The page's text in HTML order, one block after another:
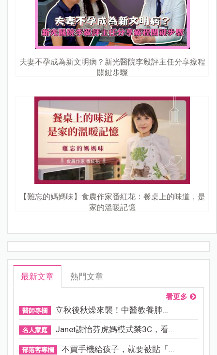
夫妻不孕成為新文明病？新光醫院李毅評主任分享療程
關鍵步驟
【難忘的媽媽味】食農作家番紅花：餐桌上的味道，是
家的溫暖記憶
最新文章 熱門文章
看更多
醫師專欄 立秋後秋燥來襲！中醫教養肺...
名人家庭 Janet謝怡芬虎媽模式禁3C，看...
部落客專欄 不買手機給孩子，就要被貼「...